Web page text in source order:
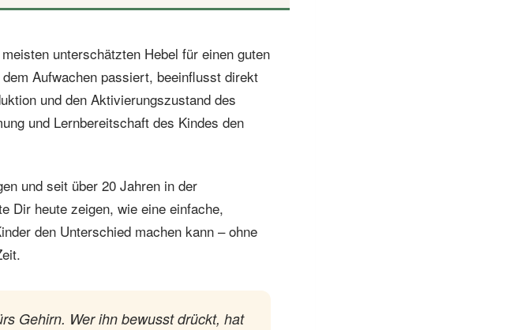
unterschätzten Hebel für einen guten
Aufwachen passiert, beeinflusst direkt
und den Aktivierungszustand des
und Lernbereitschaft des Kindes den
und seit über 20 Jahren in der
Dir heute zeigen, wie eine einfache,
den Unterschied machen kann – ohne
Gehirn. Wer ihn bewusst drückt, hat